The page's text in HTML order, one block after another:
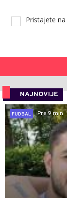
Pristajete na
NAJNOVIJE
FUDBAL
Pre 9 min